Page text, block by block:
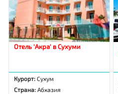
Отель 'Акра' в Сухуми
Курорт:Сухум
Страна:Абхазия